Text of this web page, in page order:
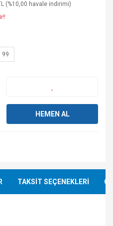
(%10,00 havale indirimi)
99
HEMEN AL
TAKSİT SEÇENEKLERİ